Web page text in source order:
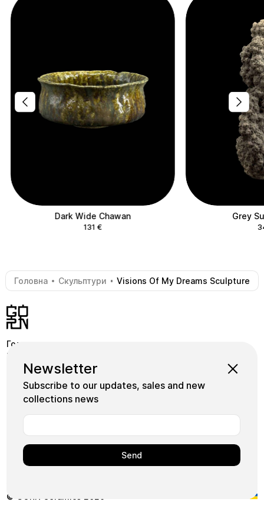
Dark Wide Chawan
131€
Grey
Головна - Скульптури - Visions Of My Dreams Sculpture
Користуючись нашим сайтом, ви погоджуєтесь на
використання нами файлів cookie.
Newsletter
Subscribe to our updates, sales and new
collections news
Головна
Крамниця
Школа
Коллекції
Майстри
Плитка
Instagram
+380739339155
© GORN Ceramics 2026